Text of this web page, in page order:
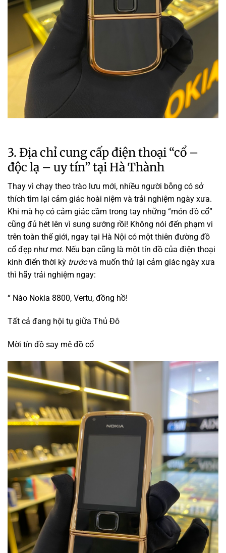
3. Địa chỉ cung cấp điện thoại “cổ –
độc lạ – uy tín” tại Hà Thành
Thay vì chạy theo trào lưu mới, nhiều người bỗng có sở
thích tìm lại cảm giác hoài niệm và trải nghiệm ngày xưa.
Khi mà họ có cảm giác cầm trong tay những “món đồ cổ”
cũng đủ hét lên vì sung sướng rồi! Không nói đến phạm vi
trên toàn thế giới, ngay tại Hà Nội có một thiên đường đồ
cổ đẹp như mơ. Nếu bạn cũng là một tín đồ của điện thoại
kinh điển thời kỳ trướcvà muốn thử lại cảm giác ngày xưa
thì hãy trải nghiệm ngay:
“ Nào Nokia 8800, Vertu, đồng hồ!
Tất cả đang hội tụ giữa Thủ Đô
Mời tín đồ say mê đồ cổ